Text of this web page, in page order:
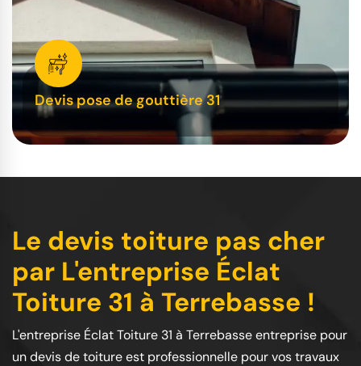
Devis pose de gouttière 31
Le devis toiture pas cher
par L'entreprise Éclat
Toiture 31 à Terrebasse !
L'entreprise Éclat Toiture 31 à Terrebasse entreprise pour
un devis de toiture est professionnelle pour vos travaux